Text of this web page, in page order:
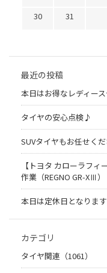
30
31
最近の投稿
本日はお得なレディ
タイヤの安心点検♪
SUVタイヤもお任せくだ
【トヨタ カローラフィ
作業（REGNO GR-XⅢ）
本日は定休日となりま
カテゴリ
タイヤ関連（1061）